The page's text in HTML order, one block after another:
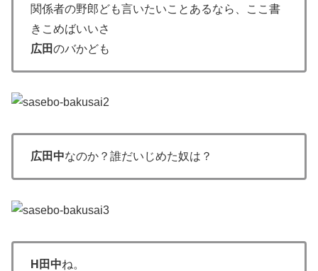
関係者の野郎ども言いたいことあるなら、ここ書
きこめばいいさ
広田のバかども
広田中なのか？誰だいじめた奴は？
H田中ね。